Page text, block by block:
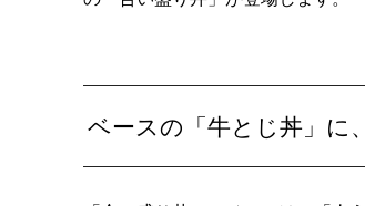
ベースの「牛とじ丼」に